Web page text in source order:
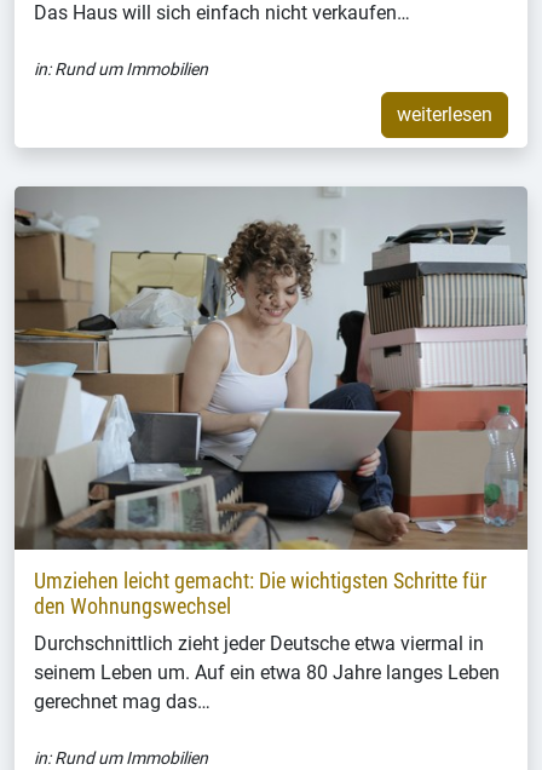
Das Haus will sich einfach nicht verkaufen…
in:Rund um Immobilien
weiterlesen
Umziehen leicht gemacht: Die wichtigsten Schritte für
den Wohnungswechsel
Durchschnittlich zieht jeder Deutsche etwa viermal in
seinem Leben um. Auf ein etwa 80 Jahre langes Leben
gerechnet mag das…
in:Rund um Immobilien